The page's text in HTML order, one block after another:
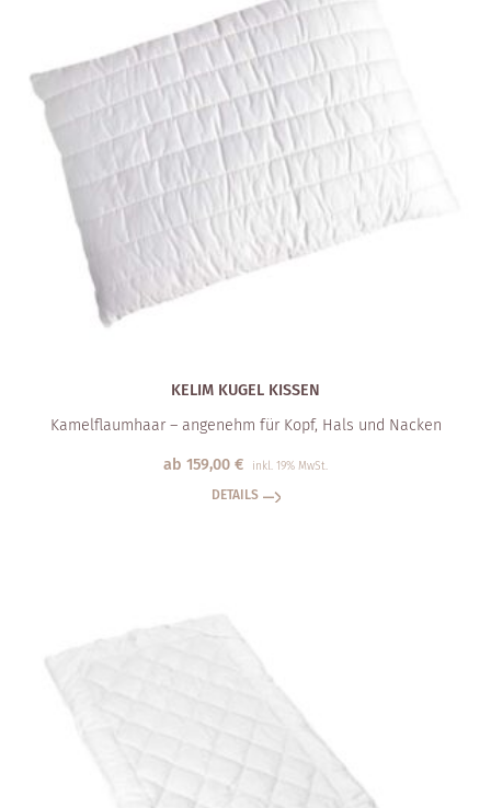
KELIM KUGEL KISSEN
Kamelflaumhaar – angenehm für Kopf, Hals und Nacken
ab 159,00 € inkl. 19% MwSt.
DETAILS